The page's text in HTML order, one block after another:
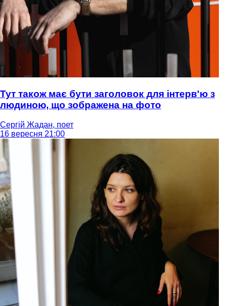
Тут також має бути заголовок для інтерв'ю з
людиною, що зображена на фото
Сергій Жадан, поет
16 вересня 21:00